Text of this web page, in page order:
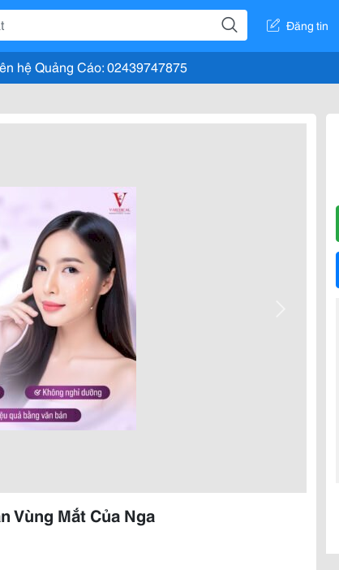
Đăng tin
hệ Quảng Cáo: 02439747875
Vùng Mắt Của Nga